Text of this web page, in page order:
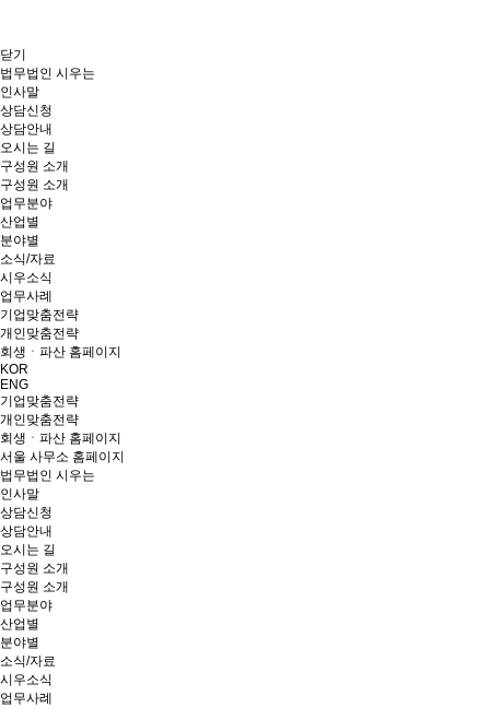
닫기
법무법인 시우는
인사말
상담신청
상담안내
오시는 길
구성원 소개
구성원 소개
업무분야
산업별
분야별
소식/자료
시우소식
업무사례
기업맞춤전략
개인맞춤전략
회생ㆍ파산 홈페이지
KOR
ENG
기업맞춤전략
개인맞춤전략
회생ㆍ파산 홈페이지
서울 사무소 홈페이지
법무법인 시우는
인사말
상담신청
상담안내
오시는 길
구성원 소개
구성원 소개
업무분야
산업별
분야별
소식/자료
시우소식
업무사례